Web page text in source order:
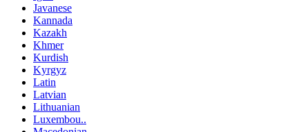
Javanese
Kannada
Kazakh
Khmer
Kurdish
Kyrgyz
Latin
Latvian
Lithuanian
Luxembou..